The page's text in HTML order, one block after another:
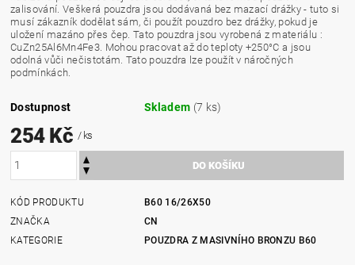
zalisování. Veškerá pouzdra jsou dodávaná bez mazací drážky - tuto si
musí zákazník dodělat sám, či použít pouzdro bez drážky, pokud je
uložení mazáno přes čep. Tato pouzdra jsou vyrobená z materiálu :
CuZn25Al6Mn4Fe3. Mohou pracovat až do teploty +250°C a jsou
odolná vůči nečistotám. Tato pouzdra lze použít v náročných
podmínkách.
Dostupnost Skladem (7 ks)
254 Kč / ks
KÓD PRODUKTU
B60 16/26X50
ZNAČKA
CN
KATEGORIE
POUZDRA Z MASIVNÍHO BRONZU B60